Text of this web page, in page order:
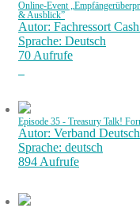
Online-Event
& Ausblick”
Autor: Fachressort
Sprache: Deutsch
70 Aufrufe
Episode 35 - Treasury Talk!
Autor: Verband
Sprache: deutsch
894 Aufrufe